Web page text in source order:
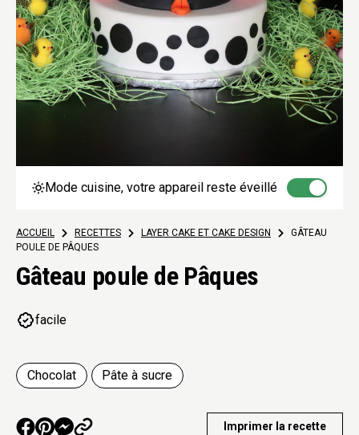
Mode cuisine, votre appareil reste éveillé
ACCUEIL > RECETTES > LAYER CAKE ET CAKE DESIGN >
GÂTEAU
POULE DE PÂQUES
Gâteau poule de Pâques
facile
Chocolat Pâte à sucre
Imprimer la recette